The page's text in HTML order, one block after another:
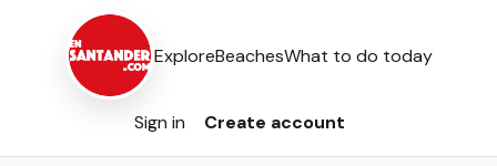
ExploreBeachesWhat to do today
Sign in Create account